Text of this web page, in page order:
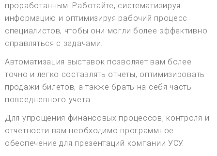
проработанным. Работайте, систематизируя
информацию и оптимизируя рабочий процесс
специалистов, чтобы они могли более эффективно
справляться с задачами.
Автоматизация выставок позволяет вам более
точно и легко составлять отчеты, оптимизировать
продажи билетов, а также брать на себя часть
повседневного учета.
Для упрощения финансовых процессов, контроля и
отчетности вам необходимо программное
обеспечение для презентаций компании УСУ.